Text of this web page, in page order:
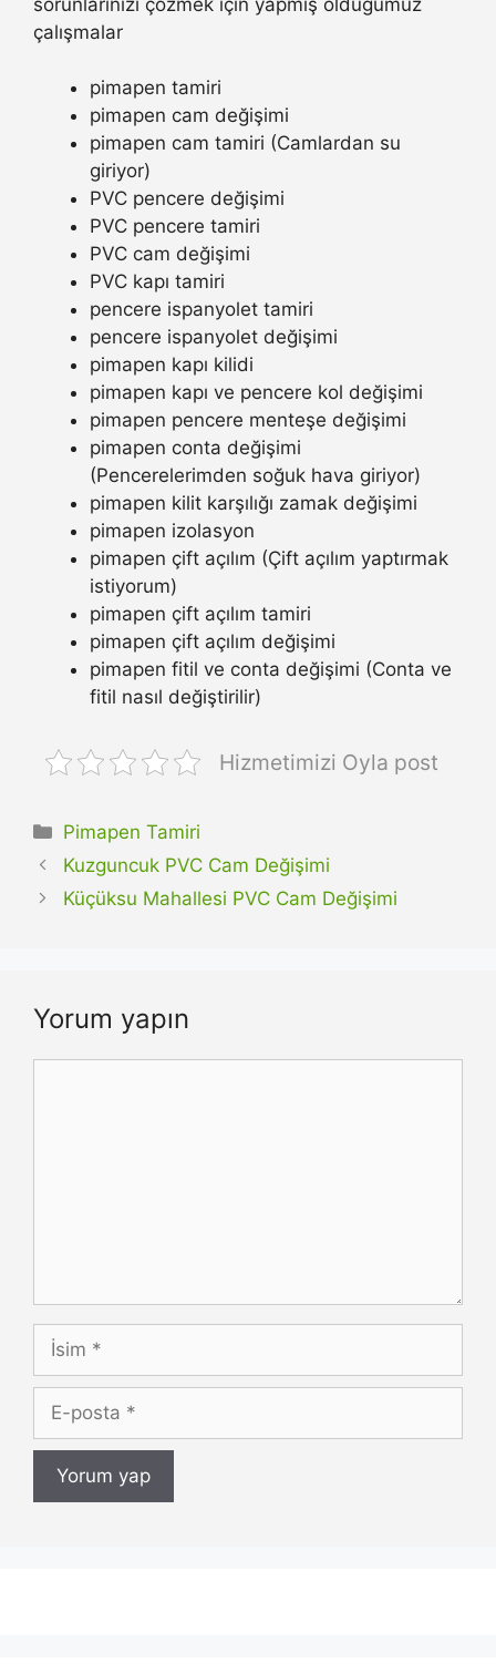
çalışmalar
pimapen tamiri
pimapen cam değişimi
pimapen cam tamiri (Camlardan su
giriyor)
PVC pencere değişimi
PVC pencere tamiri
PVC cam değişimi
PVC kapı tamiri
pencere ispanyolet tamiri
pencere ispanyolet değişimi
pimapen kapı kilidi
pimapen kapı ve pencere kol değişimi
pimapen pencere menteşe değişimi
pimapen conta değişimi
(Pencerelerimden soğuk hava giriyor)
pimapen kilit karşılığı zamak değişimi
pimapen izolasyon
pimapen çift açılım (Çift açılım yaptırmak
istiyorum)
pimapen çift açılım tamiri
pimapen çift açılım değişimi
pimapen fitil ve conta değişimi (Conta ve
fitil nasıl değiştirilir)
Hizmetimizi Oyla post
Kategoriler
Pimapen Tamiri
Kuzguncuk PVC Cam Değişimi
Küçüksu Mahallesi PVC Cam Değişimi
Yorum yapın
İsim
posta